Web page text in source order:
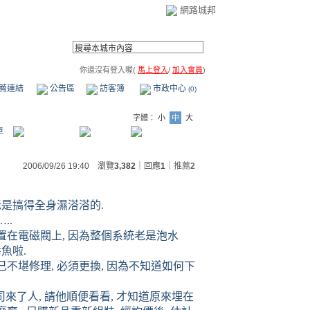
網路城邦
你還沒有登入喔( 馬上登入/ 加入會員)
連結 公告區 訪客簿 市政中心 (0)
字體： 小 中
大
2006/09/26 19:40 瀏覽3,382 ｜回應1 推薦2
搞得全身濕溚溚的.
在電磁閥上, 因為整個系統老是泡水
啦.
不堪修理, 必須更換, 因為不知道如何下
來了人, 請他順便看看, 才知道原來埋在